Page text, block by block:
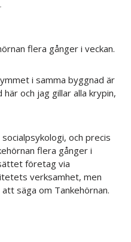
flera gånger i veckan.
i samma byggnad är
och jag gillar alla krypin,
och precis
flera gånger i
företag via
verksamhet, men
säga om Tankehörnan.